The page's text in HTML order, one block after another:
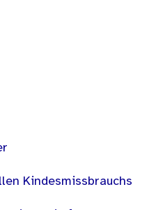
Kindesmissbrauchs